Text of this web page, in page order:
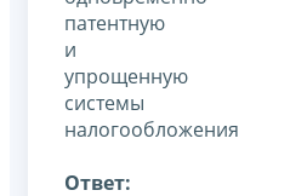
патентную
и
упрощенную
системы
налогообложения
Ответ: